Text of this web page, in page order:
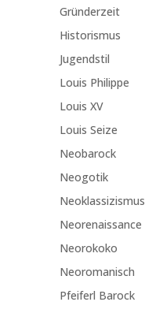
Gründerzeit
Historismus
Jugendstil
Louis Philippe
Louis XV
Louis Seize
Neobarock
Neogotik
Neoklassizismus
Neorenaissance
Neorokoko
Neoromanisch
Pfeiferl Barock